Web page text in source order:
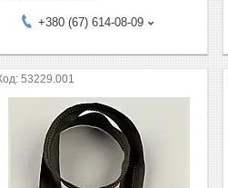
+380 (67) 614-08-09
53229.001